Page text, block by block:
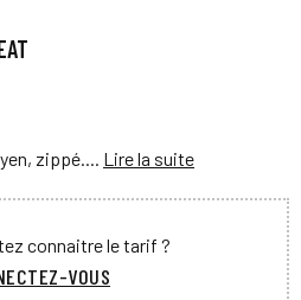
zippé.... Lire la suite
connaitre le tarif ?
VOUS